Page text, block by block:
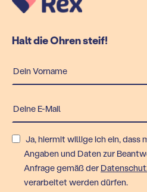
Halt die Ohren steif!
Ja, hiermit willige ich ein, dass
Angaben und Daten zur
Anfrage gemäß der
verarbeitet werden dürfen.